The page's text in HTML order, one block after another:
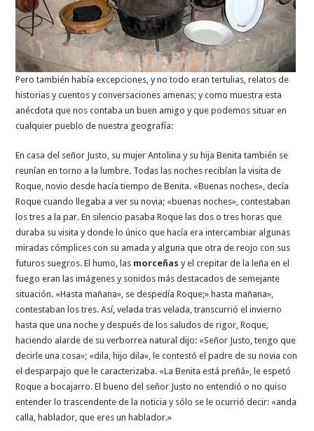
Pero también había excepciones, y no todo eran tertulias, relatos de
historias y cuentos y conversaciones amenas; y como muestra esta
anécdota que nos contaba un buen amigo y que podemos situar en
cualquier pueblo de nuestra geografía:
En casa del señor Justo, su mujer Antolina y su hija Benita también se
reunían en torno a la lumbre. Todas las noches recibían la visita de
Roque, novio desde hacía tiempo de Benita. «Buenas noches», decía
Roque cuando llegaba a ver su novia; «buenas noches», contestaban
los tres a la par. En silencio pasaba Roque las dos o tres horas que
duraba su visita y donde lo único que hacía era intercambiar algunas
miradas cómplices con su amada y alguna que otra de reojo con sus
futuros suegros. El humo, las morceñas y el crepitar de la leña en el
fuego eran las imágenes y sonidos más destacados de semejante
situación. «Hasta mañana», se despedía Roque;» hasta mañana»,
contestaban los tres. Así, velada tras velada, transcurrió el invierno
hasta que una noche y después de los saludos de rigor, Roque,
haciendo alarde de su verborrea natural dijo: «Señor Justo, tengo que
decirle una cosa»; «dila, hijo dila», le contestó el padre de su novia con
el desparpajo que le caracterizaba. «La Benita está preñá», le espetó
Roque a bocajarro. El bueno del señor Justo no entendió o no quiso
entender lo trascendente de la noticia y sólo se le ocurrió decir: «anda
calla, hablador, que eres un hablador.»